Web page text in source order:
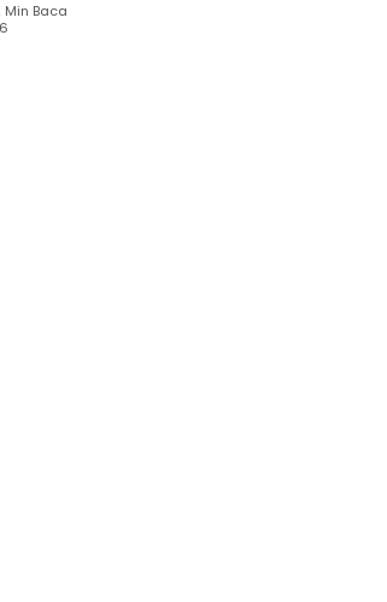
Min Baca